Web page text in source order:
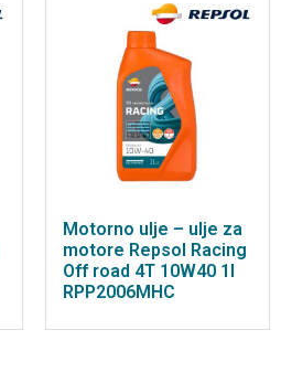
Motorno ulje – ulje za
motore Repsol Racing
Off road 4T 10W40 1l
RPP2006MHC